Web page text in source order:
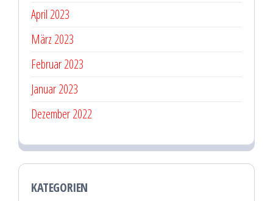
April 2023
März 2023
Februar 2023
Januar 2023
Dezember 2022
KATEGORIEN